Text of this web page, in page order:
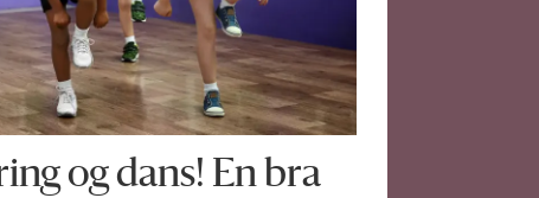
og dans! En bra